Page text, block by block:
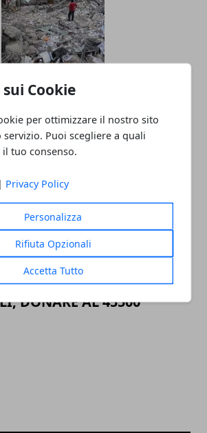
sui Cookie
per ottimizzare il nostro sito
Puoi scegliere a quali
tuo consenso.
| Privacy Policy
Personalizza
Rifiuta Opzionali
Accetta Tutto
In Caso Di
24 AGOSTO 2016 RIETI, I
DONARE AL 45500